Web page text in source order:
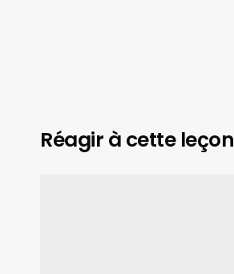
Réagir à cette leçon